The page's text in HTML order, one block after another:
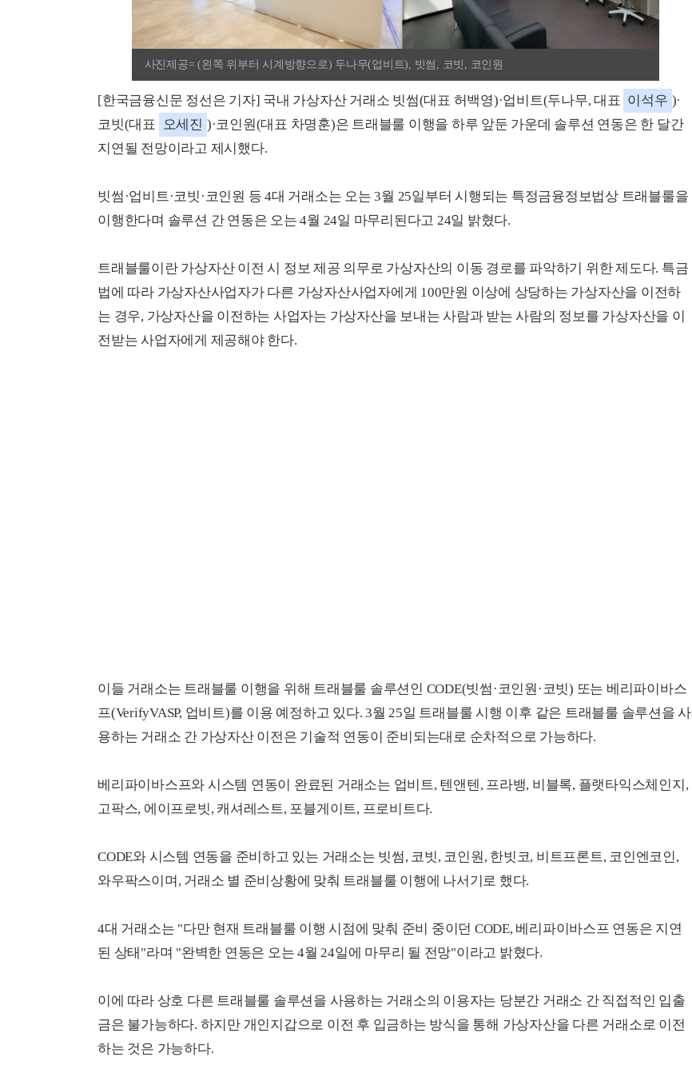
사진제공= (왼쪽 위부터 시계방향으로) 두나무(업비트), 빗썸, 코빗, 코인원
[한국금융신문 정선은 기자] 국내 가상자산 거래소 빗썸(대표 허백영)·업비트(두나무, 대표 이석우 )·
코빗(대표 오세진 )·코인원(대표 차명훈)은 트래블룰 이행을 하루 앞둔 가운데 솔루션 연동은 한 달간
지연될 전망이라고 제시했다.
빗썸·업비트·코빗·코인원 등 4대 거래소는 오는 3월 25일부터 시행되는 특정금융정보법상 트래블룰을
이행한다며 솔루션 간 연동은 오는 4월 24일 마무리된다고 24일 밝혔다.
트래블룰이란 가상자산 이전 시 정보 제공 의무로 가상자산의 이동 경로를 파악하기 위한 제도다. 특금
법에 따라 가상자산사업자가 다른 가상자산사업자에게 100만원 이상에 상당하는 가상자산을 이전하
는 경우, 가상자산을 이전하는 사업자는 가상자산을 보내는 사람과 받는 사람의 정보를 가상자산을 이
전받는 사업자에게 제공해야 한다.
이들 거래소는 트래블룰 이행을 위해 트래블룰 솔루션인 CODE(빗썸·코인원·코빗) 또는 베리파이바스
프(VerifyVASP, 업비트)를 이용 예정하고 있다. 3월 25일 트래블룰 시행 이후 같은 트래블룰 솔루션을 사
용하는 거래소 간 가상자산 이전은 기술적 연동이 준비되는대로 순차적으로 가능하다.
베리파이바스프와 시스템 연동이 완료된 거래소는 업비트, 텐앤텐, 프라뱅, 비블록, 플랫타익스체인지,
고팍스, 에이프로빗, 캐셔레스트, 포블게이트, 프로비트다.
CODE와 시스템 연동을 준비하고 있는 거래소는 빗썸, 코빗, 코인원, 한빗코, 비트프론트, 코인엔코인,
와우팍스이며, 거래소 별 준비상황에 맞춰 트래블룰 이행에 나서기로 했다.
4대 거래소는 "다만 현재 트래블룰 이행 시점에 맞춰 준비 중이던 CODE, 베리파이바스프 연동은 지연
된 상태"라며 "완벽한 연동은 오는 4월 24일에 마무리 될 전망"이라고 밝혔다.
이에 따라 상호 다른 트래블룰 솔루션을 사용하는 거래소의 이용자는 당분간 거래소 간 직접적인 입출
금은 불가능하다. 하지만 개인지갑으로 이전 후 입금하는 방식을 통해 가상자산을 다른 거래소로 이전
하는 것은 가능하다.